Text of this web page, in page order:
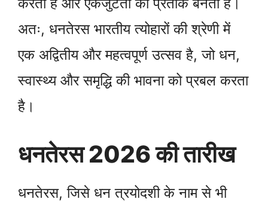
अतः, धनतेरस भारतीय त्योहारों की श्रेणी में
एक अद्वितीय और महत्वपूर्ण उत्सव है, जो धन,
स्वास्थ्य और समृद्धि की भावना को प्रबल करता
है।
धनतेरस 2026 की तारीख
धनतेरस, जिसे धन त्रयोदशी के नाम से भी